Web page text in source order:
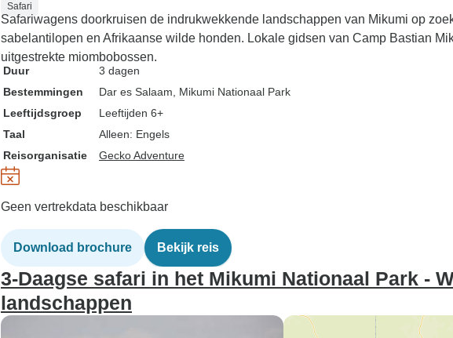
Safari
Safariwagens doorkruisen de indrukwekkende landschappen van Mikumi op
sabelantilopen en Afrikaanse wilde honden. Lokale gidsen van Camp Bastian
uitgestrekte miombobossen.
Duur
3 dagen
Bestemmingen
Dar es Salaam , Mikumi Nationaal Park
Leeftijdsgroep
Leeftijden 6+
Taal
Alleen: Engels
Reisorganisatie
Gecko Adventure
Geen vertrekdata beschikbaar
Download brochure Bekijk reis
3-Daagse safari in het Mikumi Nationaal Park -
landschappen